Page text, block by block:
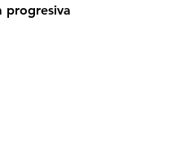
progresiva